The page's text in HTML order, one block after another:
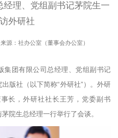
经理、党组副书记茅院生一
外研社
来源：社办公室（董事会办公室）
集团有限公司总经理、党组副书记
版社（以下简称“外研社”）。外研
长，外研社社长王芳， 党委副书
茅院生总经理一行举行了会谈。